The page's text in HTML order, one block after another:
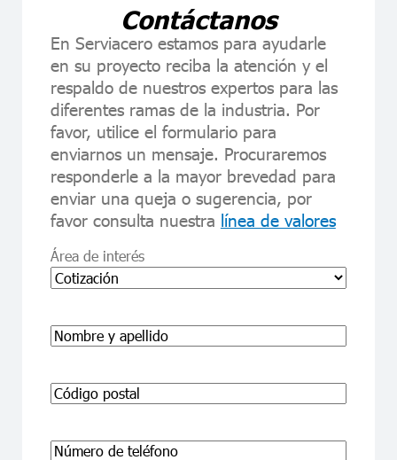
Contáctanos
En Serviacero estamos para ayudarle
en su proyecto reciba la atención y el
respaldo de nuestros expertos para las
diferentes ramas de la industria. Por
favor, utilice el formulario para
enviarnos un mensaje. Procuraremos
responderle a la mayor brevedad para
enviar una queja o sugerencia, por
favor consulta nuestra línea de valores
Área de interés
Nombre
Código
Phone